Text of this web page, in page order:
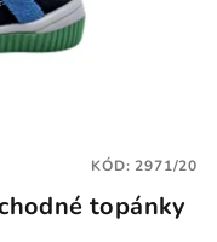
topánky
KÓD:2971/20